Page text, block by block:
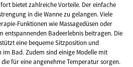
bietet zahlreiche Vorteile. Der einfache
in die Wanne zu gelangen. Viele
Funktionen wie Massagedüsen oder
entspannenden Badeerlebnis beitragen. Die
eine bequeme Sitzposition und
Bad. Zudem sind einige Modelle mit
für eine angenehme Temperatur sorgen.